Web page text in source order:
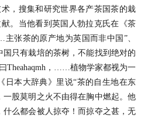
，搜集和研究世界各产茶国茶的栽
。当他看到英国人勃拉克氏在《茶
张茶的原产地为英国而非中国”、
只有栽培的茶树，不能找到绝对的
Theahaqmh，……植物学家都视为一
日本大辞典》里说“茶的自生地在东
一股莫明之火不由得在胸中燃起。他
么都会被人掠夺！而掠夺之甚，无